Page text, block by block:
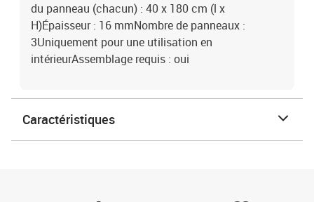
du panneau (chacun) : 40 x 180 cm (l x
H)Épaisseur : 16 mmNombre de panneaux :
3Uniquement pour une utilisation en
intérieurAssemblage requis : oui
Caractéristiques